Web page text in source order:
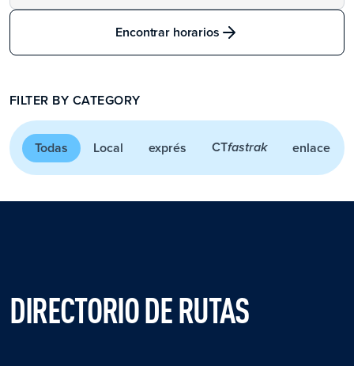
Encontrar horarios
FILTER BY CATEGORY
Todas Local exprés CTfastrak enlace
DIRECTORIO DE RUTAS